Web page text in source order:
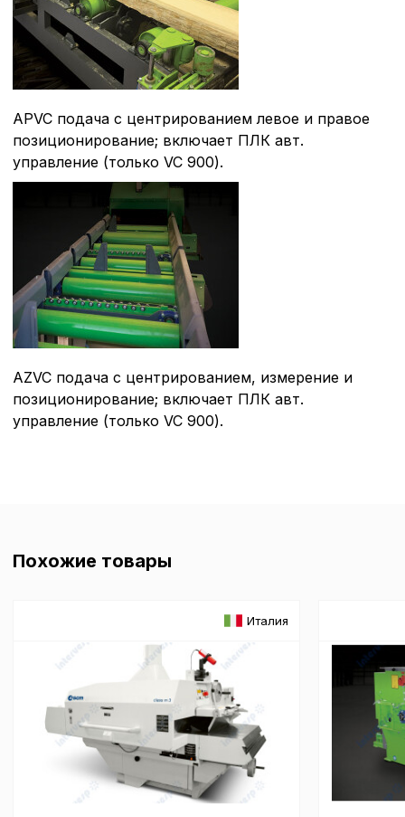
APVC подача с центрированием левое и правое
позиционирование; включает ПЛК авт.
управление (только VC 900).
AZVC подача с центрированием, измерение и
позиционирование; включает ПЛК авт.
управление (только VC 900).
Похожие товары
Италия